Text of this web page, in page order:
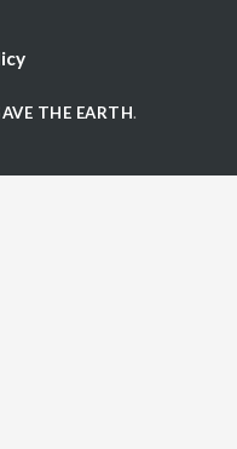
THE EARTH.